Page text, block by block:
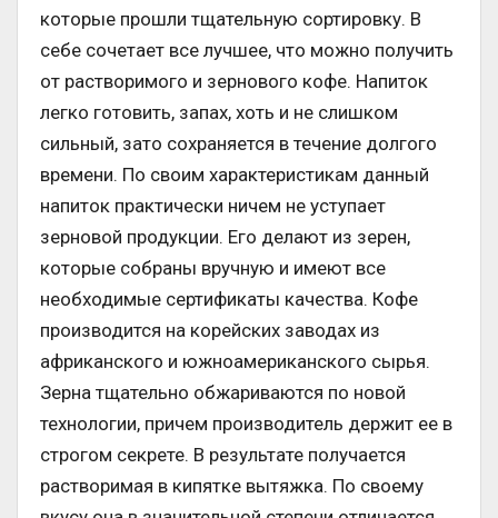
которые прошли тщательную сортировку. В
себе сочетает все лучшее, что можно получить
от растворимого и зернового кофе. Напиток
легко готовить, запах, хоть и не слишком
сильный, зато сохраняется в течение долгого
времени. По своим характеристикам данный
напиток практически ничем не уступает
зерновой продукции. Его делают из зерен,
которые собраны вручную и имеют все
необходимые сертификаты качества. Кофе
производится на корейских заводах из
африканского и южноамериканского сырья.
Зерна тщательно обжариваются по новой
технологии, причем производитель держит ее в
строгом секрете. В результате получается
растворимая в кипятке вытяжка. По своему